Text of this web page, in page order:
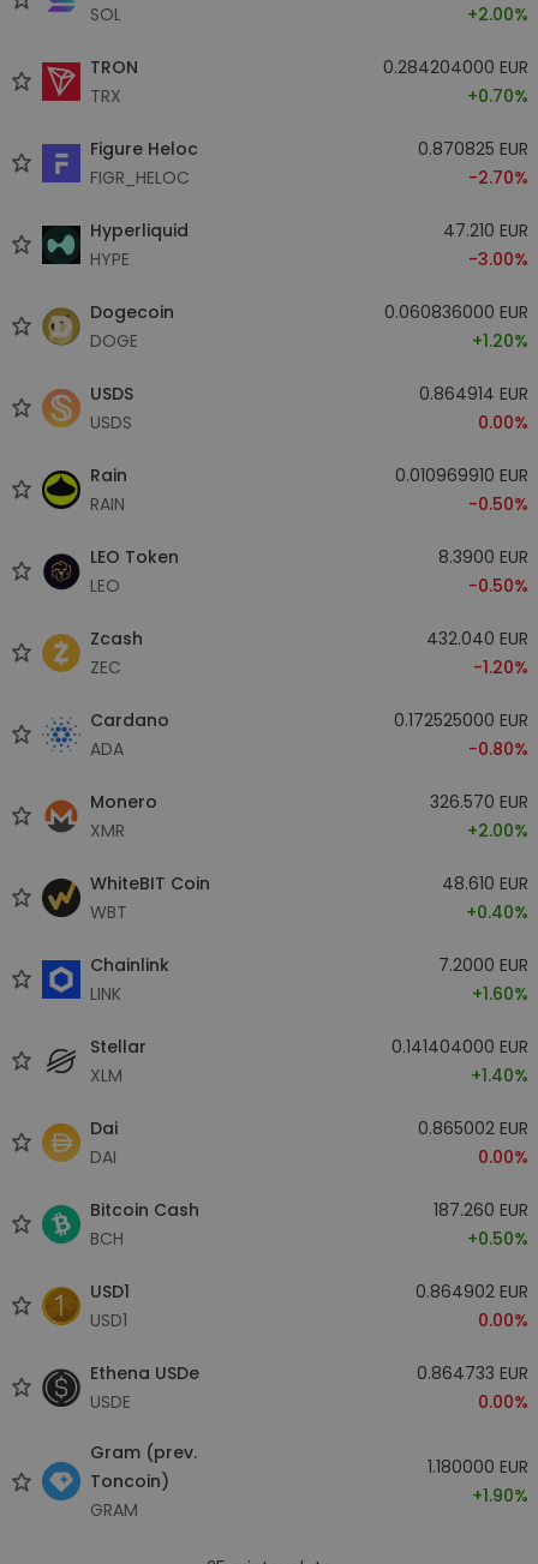
SOL
+2.00%
TRON
TRX
0.284204000 EUR
+0.70%
Figure Heloc
FIGR_HELOC
0.870825 EUR
-2.70%
Hyperliquid
HYPE
47.210 EUR
-3.00%
Dogecoin
DOGE
0.060836000 EUR
+1.20%
USDS
USDS
0.864914 EUR
0.00%
Rain
RAIN
0.010969910 EUR
-0.50%
LEO Token
LEO
8.3900 EUR
-0.50%
Zcash
ZEC
432.040 EUR
-1.20%
Cardano
ADA
0.172525000 EUR
-0.80%
Monero
XMR
326.570 EUR
+2.00%
WhiteBIT Coin
WBT
48.610 EUR
+0.40%
Chainlink
LINK
7.2000 EUR
+1.60%
Stellar
XLM
0.141404000 EUR
+1.40%
Dai
DAI
0.865002 EUR
0.00%
Bitcoin Cash
BCH
187.260 EUR
+0.50%
USD1
USD1
0.864902 EUR
0.00%
Ethena USDe
USDE
0.864733 EUR
0.00%
Gram (prev.
Toncoin)
GRAM
1.180000 EUR
+1.90%